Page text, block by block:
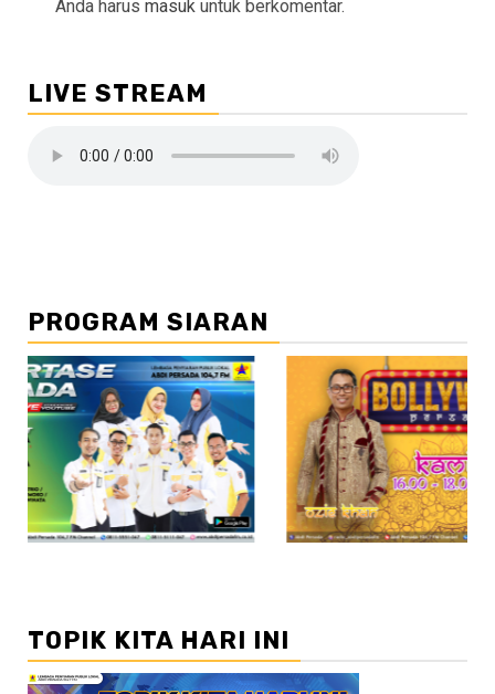
Anda harus masuk untuk berkomentar.
LIVE STREAM
PROGRAM SIARAN
//2
TOPIK KITA HARI INI